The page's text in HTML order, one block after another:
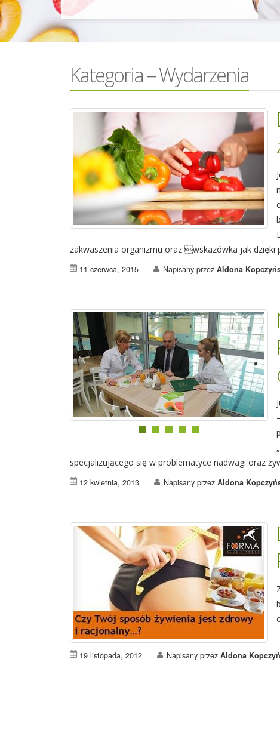
Kategoria – Wydarzenia
zakwaszenia organizmu oraz wskazówka jak
11 czerwca, 2015 Napisany przez Aldona
specjalizującego się w problematyce nadwagi oraz
12 kwietnia, 2013 Napisany przez Aldona
19 listopada, 2012 Napisany przez Aldona